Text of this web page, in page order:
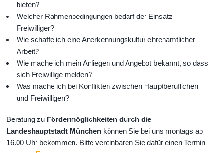
bieten?
Welcher Rahmenbedingungen bedarf der Einsatz
Freiwilliger?
Wie schaffe ich eine Anerkennungskultur ehrenamtlicher
Arbeit?
Wie mache ich mein Anliegen und Angebot bekannt, so dass
sich Freiwillige melden?
Was mache ich bei Konflikten zwischen Hauptberuflichen
und Freiwilligen?
Beratung zu Fördermöglichkeiten durch die
Landeshauptstadt München können Sie bei uns montags ab
16.00 Uhr bekommen. Bitte vereinbaren Sie dafür einen Termin